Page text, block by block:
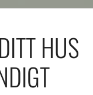
HUS